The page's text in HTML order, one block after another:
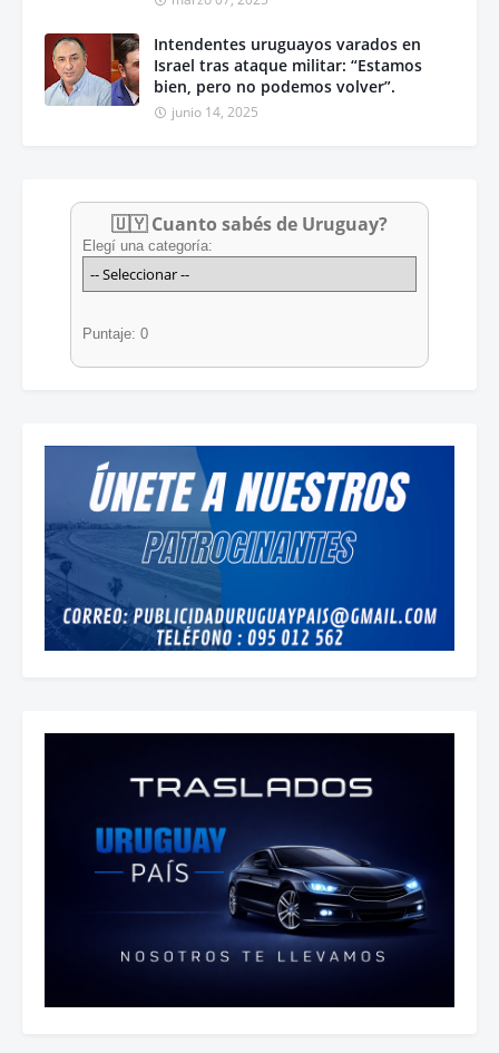
Intendentes uruguayos varados en
Israel tras ataque militar: “Estamos
bien, pero no podemos volver”.
junio 14, 2025
🇺🇾 Cuanto sabés de Uruguay?
Elegí una categoría:
Puntaje: 0